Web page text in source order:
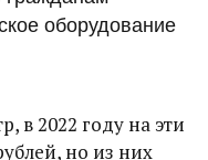
оборудование
в 2022 году на эти
но из них